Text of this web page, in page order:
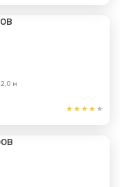
2,0 м